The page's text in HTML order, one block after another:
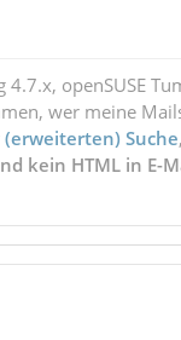
openSUSE
wer meine
(erweiterten) Suche
kein HTML in E-